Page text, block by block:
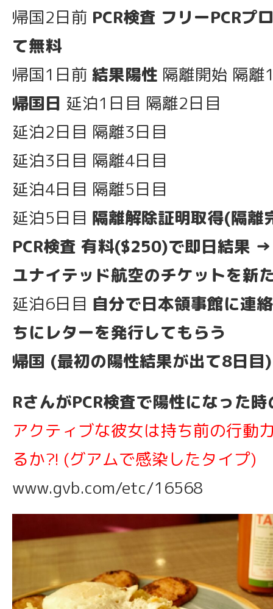
帰国2日前 PCR検査 フリーPCRプ
て無料
帰国1日前 結果陽性 隔離開始 隔離
帰国日 延泊1日目 隔離2日目
延泊2日目 隔離3日目
延泊3日目 隔離4日目
延泊4日目 隔離5日目
延泊5日目 隔離解除証明取得(隔離
PCR検査 有料($250)で即日結果
ユナイテッド航空のチケットを新
延泊6日目 自分で日本領事館に連
ちにレターを発行してもらう
帰国 (最初の陽性結果が出て8日目)
RさんがPCR検査で陽性になった
アクティブな彼女は持ち前の行動
るか?! (グアムで感染したタイプ)
www.gvb.com/etc/16568